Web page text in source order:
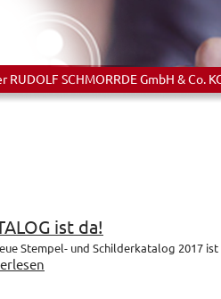
RUDOLF SCHMORRDE GmbH & Co.
ist da!
Stempel- und Schilderkatalog 2017